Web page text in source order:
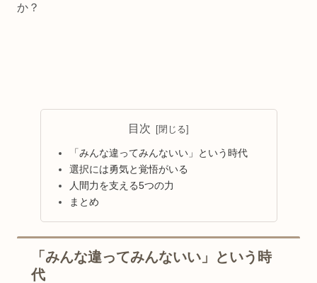
か？
目次
「みんな違ってみんないい」という時代
選択には勇気と覚悟がいる
人間力を支える5つの力
まとめ
「みんな違ってみんないい」という時
代